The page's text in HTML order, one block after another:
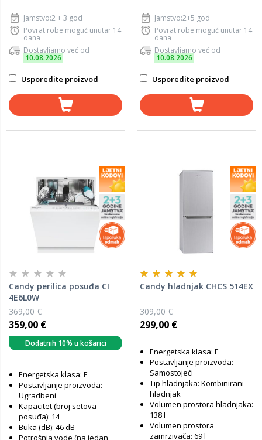
Jamstvo:2 + 3 god
Povrat robe moguć unutar 14
dana
Dostavljamo već od
10.08.2026
Usporedite proizvod
Jamstvo:2+5 god
Povrat robe moguć unutar 14
dana
Dostavljamo već od
10.08.2026
Usporedite proizvod
Candy perilica posuđa CI
4E6L0W
369,00 €
359,00 €
Dodatnih 10% u košarici
Energetska klasa: E
Postavljanje proizvoda:
Ugradbeni
Kapacitet (broj setova
posuđa): 14
Buka (dB): 46 dB
Potrošnja vode (na jedan
Candy hladnjak CHCS 514EX
309,00 €
299,00 €
Energetska klasa: F
Postavljanje proizvoda:
Samostojeći
Tip hladnjaka: Kombinirani
hladnjak
Volumen prostora hladnjaka:
138 l
Volumen prostora
zamrzivača: 69 l